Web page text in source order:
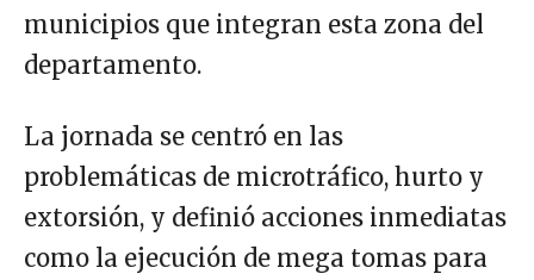
municipios que integran esta zona del
departamento.
La jornada se centró en las
problemáticas de microtráfico, hurto y
extorsión, y definió acciones inmediatas
como la ejecución de mega tomas para